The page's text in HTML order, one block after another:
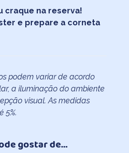
craque na reserva!
e prepare a corneta
podem variar de acordo
a iluminação do ambiente
visual. As medidas
5%.
gostar de…